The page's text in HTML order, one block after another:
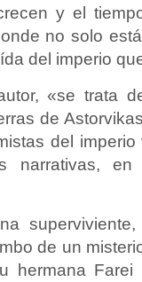
y el
no solo
del imperio
«se trata
de
del
narrativas,
de un
hermana